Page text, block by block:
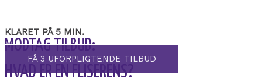
KLARET PÅ 5 MIN.
MODTAG TILBUD:
FÅ 3 UFORPLIGTENDE TILBUD
HVAD ER EN FLISERENS?